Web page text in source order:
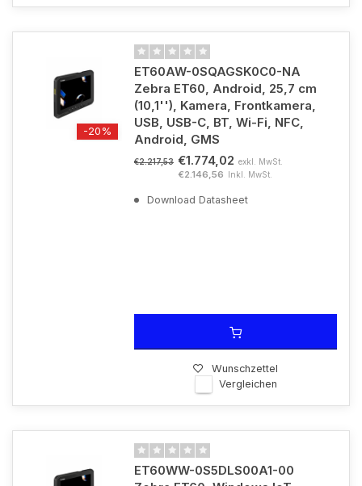
-20%
ET60AW-0SQAGSK0C0-NA
Zebra ET60, Android, 25,7 cm
(10,1''), Kamera, Frontkamera,
USB, USB-C, BT, Wi-Fi, NFC,
Android, GMS
€2.217,53 €1.774,02 exkl. MwSt.
€2.146,56 Inkl. MwSt.
Download Datasheet
Wunschzettel
Vergleichen
ET60WW-0S5DLS00A1-00